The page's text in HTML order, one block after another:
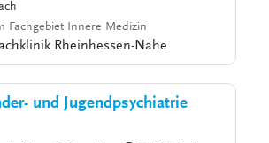
Fachgebiet Innere Medizin
Rheinhessen-Nahe
und Jugendpsychiatrie